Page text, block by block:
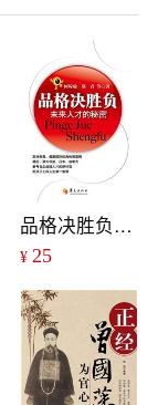
品格决胜负：未来人才的秘密
¥ 25